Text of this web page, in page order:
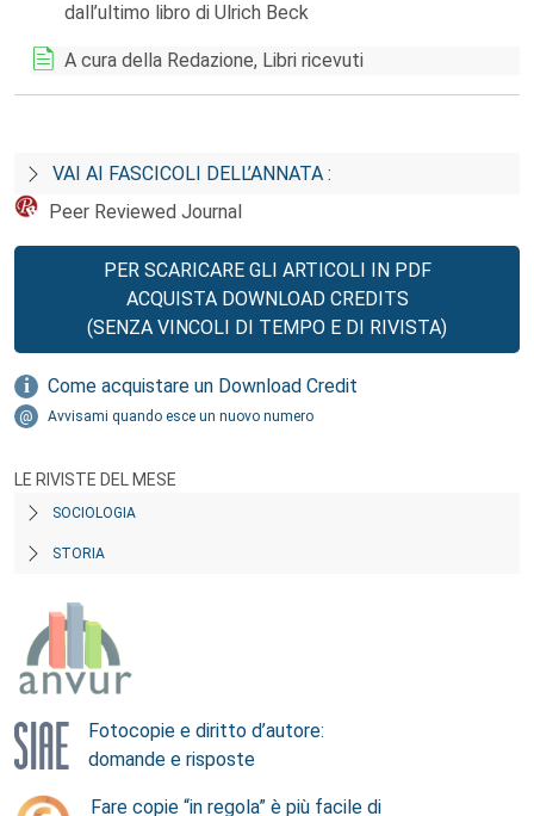
dall’ultimo libro di Ulrich Beck
A cura della Redazione, Libri ricevuti
VAI AI FASCICOLI DELL’ANNATA :
Peer Reviewed Journal
PER SCARICARE GLI ARTICOLI IN PDF
ACQUISTA DOWNLOAD CREDITS
(SENZA VINCOLI DI TEMPO E DI RIVISTA)
Come acquistare un Download Credit
Avvisami quando esce un nuovo numero
LE RIVISTE DEL MESE
SOCIOLOGIA
STORIA
Fotocopie e diritto d’autore:
domande e risposte
Fare copie “in regola” è più facile di